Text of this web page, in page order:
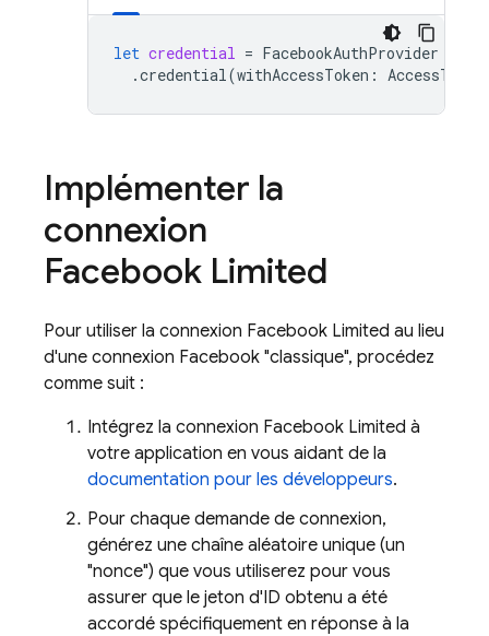
let credential = FacebookAuthProvider
.credential(withAccessToken : AccessToken
Implémenter la
connexion
Facebook Limited
Pour utiliser la connexion Facebook Limited au lieu
d'une connexion Facebook "classique", procédez
comme suit :
Intégrez la connexion Facebook Limited à
votre application en vous aidant de la
documentation pour les développeurs.
Pour chaque demande de connexion,
générez une chaîne aléatoire unique (un
"nonce") que vous utiliserez pour vous
assurer que le jeton d'ID obtenu a été
accordé spécifiquement en réponse à la